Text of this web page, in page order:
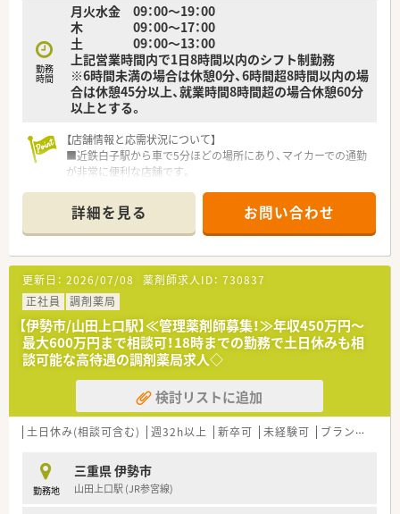
勤務
時間
月火水金 09：00～19：00
木 09：00～17：00
土 09：00～13：00
上記営業時間内で1日8時間以内のシフト制勤務
※6時間未満の場合は休憩0分、6時間超8時間以内の場
合は休憩45分以上、就業時間8時間超の場合休憩60分
以上とする。
【店舗情報と応需状況について】
■近鉄白子駅から車で5分ほどの場所にあり、マイカーでの通勤
が非常に便利な店舗です。
り平均40枚から50枚を応需します。
■ご自身の他に常勤薬剤師が1名在籍する2名体制で、落ち着い
て業務と店舗管理に取り組めます。
【法人特徴について】
■三重県鈴鹿市と岐阜県を中心に計16店舗を展開し、地域医療
の発展に深く貢献している企業です。
■大手調剤薬局のグループ企業として新たにスタートし、安定し
た経営基盤と福利厚生を誇ります。
■店舗は近隣エリアに集中出店しており、管理店舗が困った際に
も迅速なヘルプ体制が整っています。
【勤務実態について】
■週休2.5日制を採用しており、日曜祝日に加え、平日の1日と土
曜の午後が休日となります。
ッシュしながら店舗運営に臨めます。
■各種休暇制度が充実しており、ご自身のライフプランに合わせ
て長期的に働きやすい環境です。
詳細を見る お問い合わせ
更新日： 2026/07/08 薬剤師求人ID： 730837
正社員
調剤薬局
【伊勢市/山田上口駅】≪管理薬剤師募集！≫年収450万円～
最大600万円まで相談可！18時までの勤務で土日休みも相
談可能な高待遇の調剤薬局求人◇
検討リストに追加
土日休み(相談可含む) 週32h以上 新卒可 未経験可 ブランク可
勤務地
三重県 伊勢市
山田上口駅 (JR参宮線)